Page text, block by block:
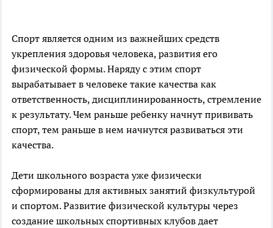
Спорт является одним из важнейших средств
укрепления здоровья человека, развития его
физической формы. Наряду с этим спорт
вырабатывает в человеке такие качества как
ответственность, дисциплинированность, стремление
к результату. Чем раньше ребенку начнут прививать
спорт, тем раньше в нем начнутся развиваться эти
качества.
Дети школьного возраста уже физически
сформированы для активных занятий физкультурой
и спортом. Развитие физической культуры через
создание школьных спортивных клубов дает